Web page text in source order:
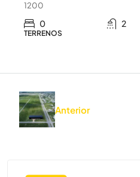
1200
0 2
TERRENOS
Anterior